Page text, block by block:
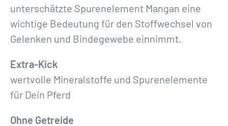
unterschätzte Spurenelement Mangan eine
wichtige Bedeutung für den Stoffwechsel von
Gelenken und Bindegewebe einnimmt.
Extra-Kick
wertvolle Mineralstoffe und Spurenelemente
für Dein Pferd
Ohne Getreide